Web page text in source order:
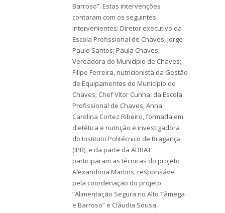
Barroso”. Estas intervenções
contaram com os seguintes
intervenientes: Diretor executivo da
Escola Profissional de Chaves, Jorge
Paulo Santos; Paula Chaves,
Vereadora do Município de Chaves;
Filipe Ferreira, nutricionista da Gestão
de Equipamentos do Município de
Chaves; Chef Vítor Cunha, da Escola
Profissional de Chaves; Anna
Carolina Cortez Ribeiro, formada em
dietética e nutrição e investigadora
do Instituto Politécnico de Bragança
(IPB), e da parte da ADRAT
participaram as técnicas do projeto
Alexandrina Martins, responsável
pela coordenação do projeto
“Alimentação Segura no Alto Tâmega
e Barroso” e Cláudia Sousa,